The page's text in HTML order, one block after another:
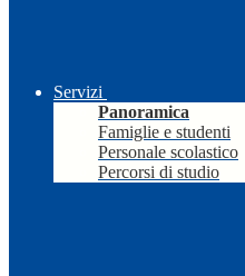
Servizi
Panoramica
Famiglie e studenti
Personale scolastico
Percorsi di studio